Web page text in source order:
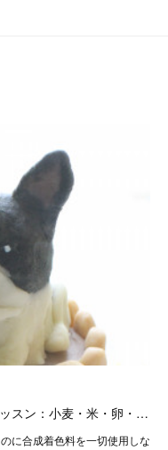
スン：小麦・米・卵・…
に合成着色料を一切使用しな